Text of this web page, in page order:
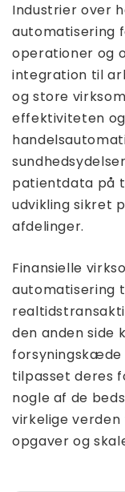
Industrier over
automatisering
operationer og
integration til
og store
effektiviteten
patientdata på
udvikling sikret
afdelinger.
Finansielle
automatisering
den anden side
tilpasset deres
nogle af de
virkelige
opgaver og